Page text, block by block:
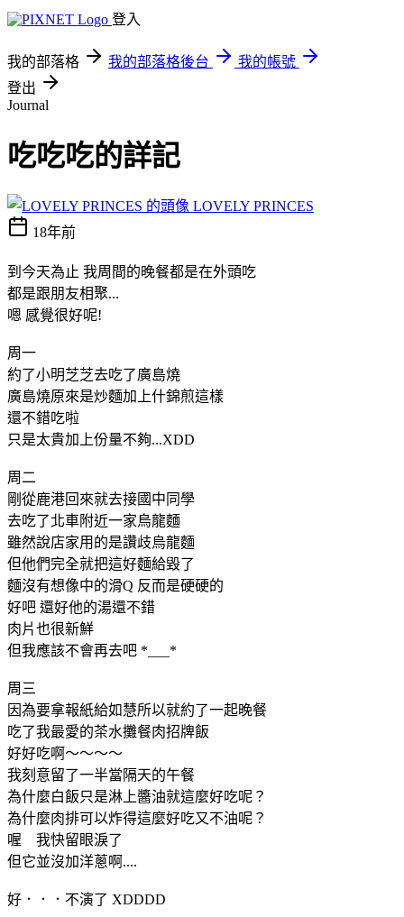
登入
我的部落格 我的部落格後台
我的帳號
登出
Journal
吃吃吃的詳記
LOVELY PRINCES
18年前
到今天為止 我周間的晚餐都是在外頭吃
都是跟朋友相聚...
嗯 感覺很好呢!
周一
約了小明芝芝去吃了廣島燒
廣島燒原來是炒麵加上什錦煎這樣
還不錯吃啦
只是太貴加上份量不夠...XDD
周二
剛從鹿港回來就去接國中同學
去吃了北車附近一家烏龍麵
雖然說店家用的是讚歧烏龍麵
但他們完全就把這好麵給毀了
麵沒有想像中的滑Q 反而是硬硬的
好吧 還好他的湯還不錯
肉片也很新鮮
但我應該不會再去吧 *___*
周三
因為要拿報紙給如慧所以就約了一起晚餐
吃了我最愛的茶水攤餐肉招牌飯
好好吃啊～～～～
我刻意留了一半當隔天的午餐
為什麼白飯只是淋上醬油就這麼好吃呢？
為什麼肉排可以炸得這麼好吃又不油呢？
喔 我快留眼淚了
但它並沒加洋蔥啊....
好．．．不演了 XDDDD